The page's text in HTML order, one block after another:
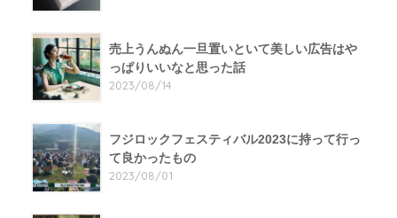
売上うんぬん一旦置いといて美しい広告はや
っぱりいいなと思った話
2023/08/14
フジロックフェスティバル2023に持って行っ
て良かったもの
2023/08/01